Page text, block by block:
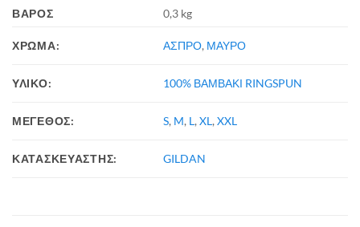
ΒΆΡΟΣ 0,3 kg
ΧΡΩΜΑ: ΑΣΠΡΟ, ΜΑΥΡΟ
ΥΛΙΚΟ: 100% ΒΑΜΒΑΚΙ RINGSPUN
ΜΕΓΕΘΟΣ: S, M, L,XL,XXL
ΚΑΤΑΣΚΕΥΑΣΤΗΣ: GILDAN